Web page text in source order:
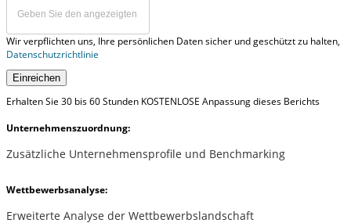
Wir verpflichten uns, Ihre persönlichen Daten sicher und geschützt zu halten,
Datenschutzrichtlinie
Einreichen
Erhalten Sie 30 bis 60 Stunden KOSTENLOSE Anpassung dieses Berichts
Unternehmenszuordnung:
Zusätzliche Unternehmensprofile und Benchmarking
Wettbewerbsanalyse:
Erweiterte Analyse der Wettbewerbslandschaft